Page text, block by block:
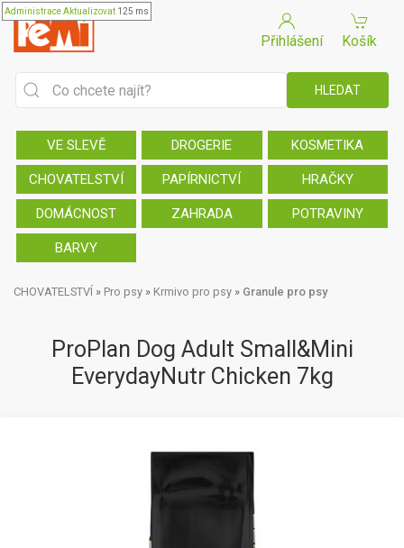
AdministraceAktualizovat 125 ms
Přihlášení Košík
VE SLEVĚ DROGERIE KOSMETIKA
CHOVATELSTVÍ PAPÍRNICTVÍ HRAČKY
DOMÁCNOST ZAHRADA POTRAVINY
BARVY
CHOVATELSTVÍ » Pro psy » Krmivo pro psy » Granule pro psy
ProPlan Dog Adult Small&Mini
EverydayNutr Chicken 7kg